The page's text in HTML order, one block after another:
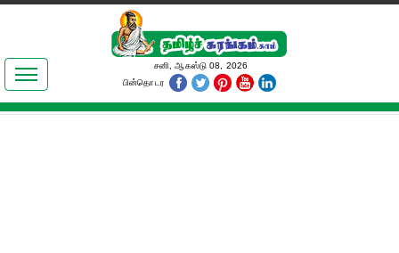
இலக்கியங்கள்
தமிழ் உலகம்
சனி, ஆகஸ்டு 08, 2026
பின்தொடர